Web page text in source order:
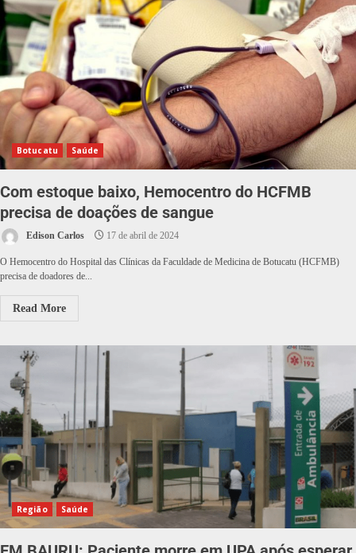
Botucatu Saúde
Com estoque baixo, Hemocentro do HCFMB
precisa de doações de sangue
Edison Carlos 17 de abril de 2024
O Hemocentro do Hospital das Clínicas da Faculdade de Medicina de Botucatu (HCFMB)
precisa de doadores de...
Read More
Região Saúde